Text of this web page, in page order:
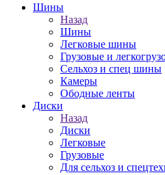
Шины
Назад
Шины
Легковые шины
Грузовые и
Сельхоз и спец шины
Камеры
Ободные ленты
Диски
Назад
Диски
Легковые
Грузовые
Для сельхоз и